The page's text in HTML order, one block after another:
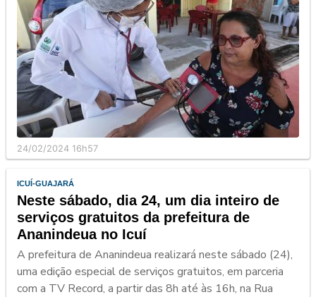
24/02/2024 16h57
ICUÍ-GUAJARÁ
Neste sábado, dia 24, um dia inteiro de
serviços gratuitos da prefeitura de
Ananindeua no Icuí
A prefeitura de Ananindeua realizará neste sábado (24),
uma edição especial de serviços gratuitos, em parceria
com a TV Record, a partir das 8h até às 16h, na Rua